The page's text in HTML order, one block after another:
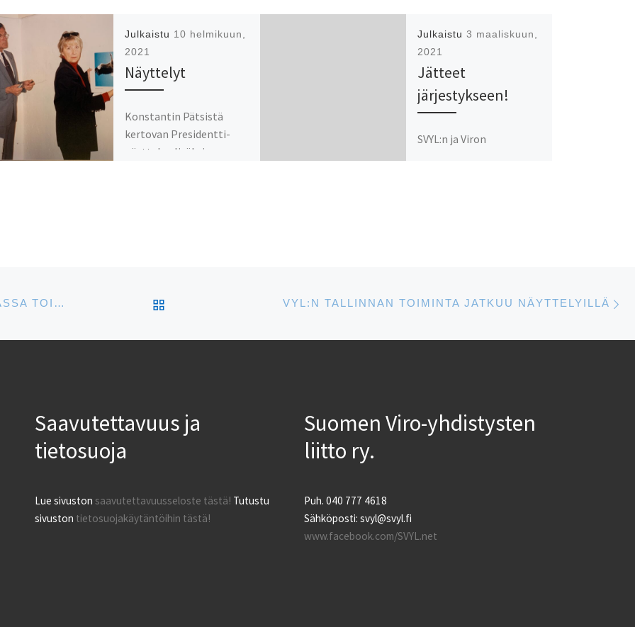
Julkaistu 10 helmikuun,
2021
Näyttelyt
Konstantin Pätsistä
kertovan Presidentti-
näyttelyn lisäksi
Julkaistu 3 maaliskuun,
2021
Jätteet
järjestykseen!
SVYL:n ja Viron
Kuntien velvollisuudet ja
JOULUKUUSSA 1996 JÄRJESTETÄÄN TALLINNASSA TOISTA KERTAA SUOMEN ITSENÄISYYSPÄIVÄN JUHLA ARTIKKELISIVULLEVYL:N TALLINNAN TOIMINTA JATKUU NÄYTTELYILLÄ
Saavutettavuus ja
tietosuoja
Lue sivuston saavutettavuusseloste tästä! Tutustu
sivuston tietosuojakäytäntöihin tästä!
Suomen Viro-yhdistysten
liitto ry.
Puh. 040 777 4618
Sähköposti: svyl@svyl.fi
www.facebook.com/SVYL.net